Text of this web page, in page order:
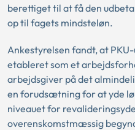
berettiget til at få den
op til fagets mindsteløn.
Ankestyrelsen fandt, at
etableret som et
arbejdsgiver på det
en forudsætning for at yde
niveauet for
overenskomstmæssig